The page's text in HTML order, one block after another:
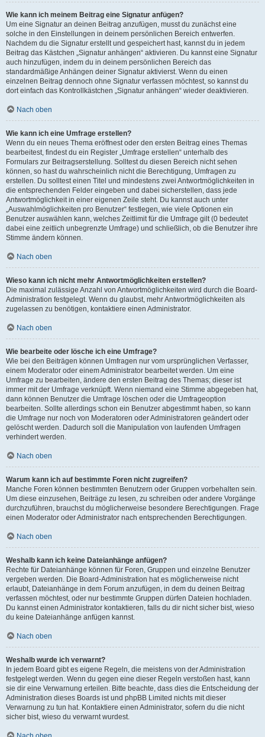
Wie kann ich meinem Beitrag eine Signatur anfügen?
Um eine Signatur an deinen Beitrag anzufügen, musst du zunächst eine
solche in den Einstellungen in deinem persönlichen Bereich entwerfen.
Nachdem du die Signatur erstellt und gespeichert hast, kannst du in jedem
Beitrag das Kästchen „Signatur anhängen“ aktivieren. Du kannst eine Signatur
auch hinzufügen, indem du in deinem persönlichen Bereich das
standardmäßige Anhängen deiner Signatur aktivierst. Wenn du einen
einzelnen Beitrag dennoch ohne Signatur verfassen möchtest, so kannst du
dort einfach das Kontrollkästchen „Signatur anhängen“ wieder deaktivieren.
Nach oben
Wie kann ich eine Umfrage erstellen?
Wenn du ein neues Thema eröffnest oder den ersten Beitrag eines Themas
bearbeitest, findest du ein Register „Umfrage erstellen“ unterhalb des
Formulars zur Beitragserstellung. Solltest du diesen Bereich nicht sehen
können, so hast du wahrscheinlich nicht die Berechtigung, Umfragen zu
erstellen. Du solltest einen Titel und mindestens zwei Antwortmöglichkeiten in
die entsprechenden Felder eingeben und dabei sicherstellen, dass jede
Antwortmöglichkeit in einer eigenen Zeile steht. Du kannst auch unter
„Auswahlmöglichkeiten pro Benutzer“ festlegen, wie viele Optionen ein
Benutzer auswählen kann, welches Zeitlimit für die Umfrage gilt (0 bedeutet
dabei eine zeitlich unbegrenzte Umfrage) und schließlich, ob die Benutzer ihre
Stimme ändern können.
Nach oben
Wieso kann ich nicht mehr Antwortmöglichkeiten erstellen?
Die maximal zulässige Anzahl von Antwortmöglichkeiten wird durch die Board-
Administration festgelegt. Wenn du glaubst, mehr Antwortmöglichkeiten als
zugelassen zu benötigen, kontaktiere einen Administrator.
Nach oben
Wie bearbeite oder lösche ich eine Umfrage?
Wie bei den Beiträgen können Umfragen nur vom ursprünglichen Verfasser,
einem Moderator oder einem Administrator bearbeitet werden. Um eine
Umfrage zu bearbeiten, ändere den ersten Beitrag des Themas; dieser ist
immer mit der Umfrage verknüpft. Wenn niemand eine Stimme abgegeben hat,
dann können Benutzer die Umfrage löschen oder die Umfrageoption
bearbeiten. Sollte allerdings schon ein Benutzer abgestimmt haben, so kann
die Umfrage nur noch von Moderatoren oder Administratoren geändert oder
gelöscht werden. Dadurch soll die Manipulation von laufenden Umfragen
verhindert werden.
Nach oben
Warum kann ich auf bestimmte Foren nicht zugreifen?
Manche Foren können bestimmten Benutzern oder Gruppen vorbehalten sein.
Um diese einzusehen, Beiträge zu lesen, zu schreiben oder andere Vorgänge
durchzuführen, brauchst du möglicherweise besondere Berechtigungen. Frage
einen Moderator oder Administrator nach entsprechenden Berechtigungen.
Nach oben
Weshalb kann ich keine Dateianhänge anfügen?
Rechte für Dateianhänge können für Foren, Gruppen und einzelne Benutzer
vergeben werden. Die Board-Administration hat es möglicherweise nicht
erlaubt, Dateianhänge in dem Forum anzufügen, in dem du deinen Beitrag
verfassen möchtest, oder nur bestimmte Gruppen dürfen Dateien hochladen.
Du kannst einen Administrator kontaktieren, falls du dir nicht sicher bist, wieso
du keine Dateianhänge anfügen kannst.
Nach oben
Weshalb wurde ich verwarnt?
In jedem Board gibt es eigene Regeln, die meistens von der Administration
festgelegt werden. Wenn du gegen eine dieser Regeln verstoßen hast, kann
sie dir eine Verwarnung erteilen. Bitte beachte, dass dies die Entscheidung der
Administration dieses Boards ist und phpBB Limited nichts mit dieser
Verwarnung zu tun hat. Kontaktiere einen Administrator, sofern du die nicht
sicher bist, wieso du verwarnt wurdest.